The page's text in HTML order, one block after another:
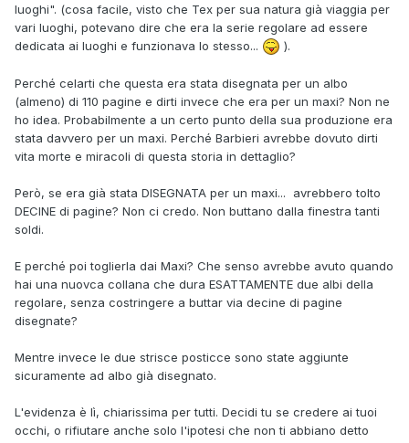
luoghi". (cosa facile, visto che Tex per sua natura già viaggia per
vari luoghi, potevano dire che era la serie regolare ad essere
dedicata ai luoghi e funzionava lo stesso...
).
Perché celarti che questa era stata disegnata per un albo
(almeno) di 110 pagine e dirti invece che era per un maxi? Non ne
ho idea. Probabilmente a un certo punto della sua produzione era
stata davvero per un maxi. Perché Barbieri avrebbe dovuto dirti
vita morte e miracoli di questa storia in dettaglio?
Però, se era già stata DISEGNATA per un maxi... avrebbero tolto
DECINE di pagine? Non ci credo. Non buttano dalla finestra tanti
soldi.
E perché poi toglierla dai Maxi? Che senso avrebbe avuto quando
hai una nuovca collana che dura ESATTAMENTE due albi della
regolare, senza costringere a buttar via decine di pagine
disegnate?
Mentre invece le due strisce posticce sono state aggiunte
sicuramente ad albo già disegnato.
L'evidenza è lì, chiarissima per tutti. Decidi tu se credere ai tuoi
occhi, o rifiutare anche solo l'ipotesi che non ti abbiano detto